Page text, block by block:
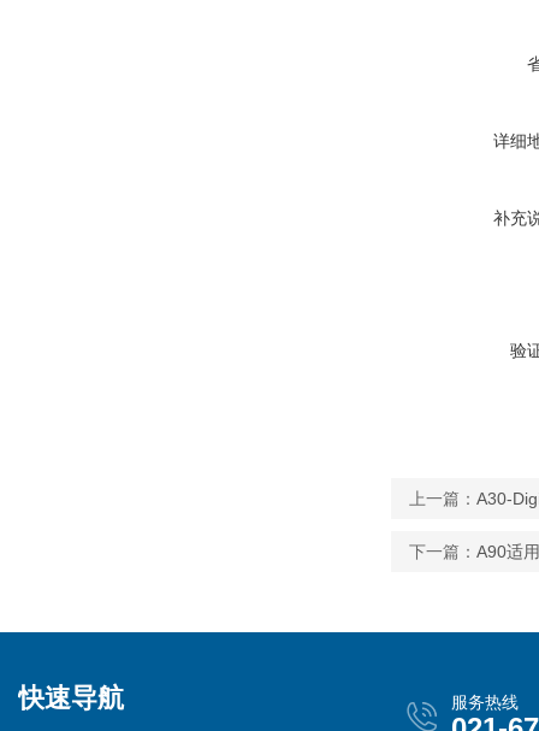
详细
补充
验
上一篇： A30-
下一篇： A90适
快速导航 服务热线